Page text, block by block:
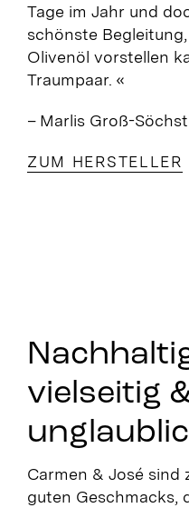
Tage im Jahr und
schönste
Olivenöl vorstellen
Traumpaar. «
– Marlis Groß-
ZUM HERSTELLER
vielseitig
Carmen & José sind
guten Geschmacks,